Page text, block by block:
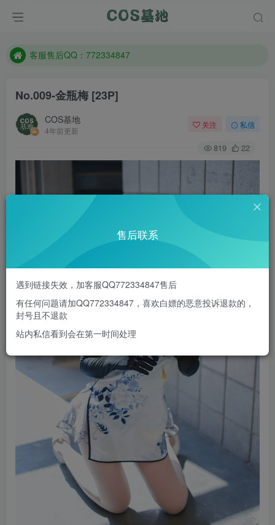
遇到任何问题加客服QQ：772334847
客服售后QQ：772334847
防失联：百度搜索《一七天佳》，实时查看最新站点。
No.009-金瓶梅 [23P]
COS基地
4年前更新
关注 私信
819 22
售后联系
遇到链接失效，加客服QQ772334847售后
有任何问题请加QQ772334847，喜欢白嫖的恶意投诉退款的，
封号且不退款
站内私信看到会在第一时间处理